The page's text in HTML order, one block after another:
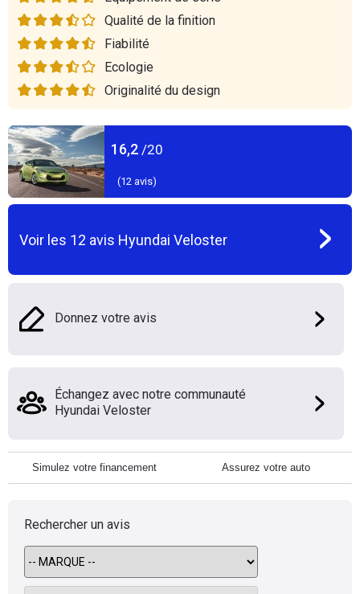
Qualité de la finition
Fiabilité
Ecologie
Originalité du design
16,2 /20
(12 avis)
Voir les 12 avis Hyundai Veloster
Donnez votre avis
Échangez avec notre communauté
Hyundai Veloster
Simulez votre financement Assurez votre auto
Rechercher un avis